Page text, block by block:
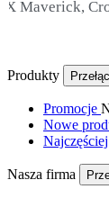
VIEW
Produkty
Promocje
Nowe
Nasza firma